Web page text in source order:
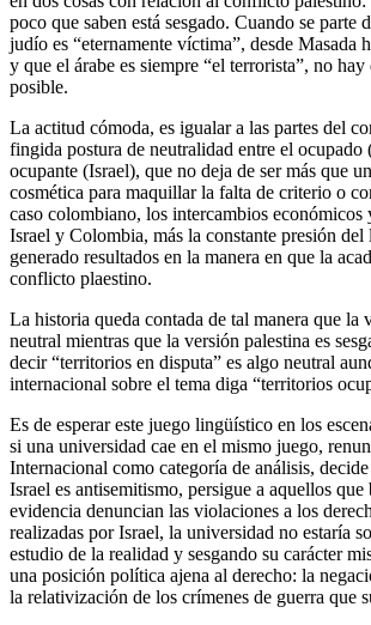
poco que saben está sesgado. Cuando se parte
judío es “eternamente víctima”, desde Masada
y que el árabe es siempre “el terrorista”, no
posible.
La actitud cómoda, es igualar a las partes del
fingida postura de neutralidad entre el ocupado
ocupante (Israel), que no deja de ser más que
cosmética para maquillar la falta de criterio o
caso colombiano, los intercambios económicos
Israel y Colombia, más la constante presión
generado resultados en la manera en que la
conflicto plaestino.
La historia queda contada de tal manera que la
neutral mientras que la versión palestina es
decir “territorios en disputa” es algo neutral
internacional sobre el tema diga “territorios
Es de esperar este juego lingüístico en los
si una universidad cae en el mismo juego,
Internacional como categoría de análisis,
Israel es antisemitismo, persigue a aquellos que
evidencia denuncian las violaciones a los
realizadas por Israel, la universidad no estaría
estudio de la realidad y sesgando su carácter
una posición política ajena al derecho: la
la relativización de los crímenes de guerra que